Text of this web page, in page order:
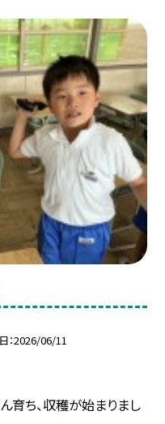
2026/06/11
育ち、収穫が始まりまし